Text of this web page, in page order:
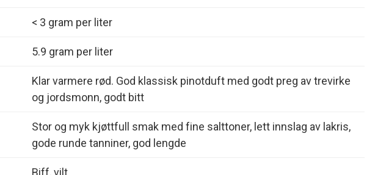
< 3 gram per liter
5.9 gram per liter
Klar varmere rød. God klassisk pinotduft med godt preg av trevirke
og jordsmonn, godt bitt
Stor og myk kjøttfull smak med fine salttoner, lett innslag av lakris,
gode runde tanniner, god lengde
Biff, vilt